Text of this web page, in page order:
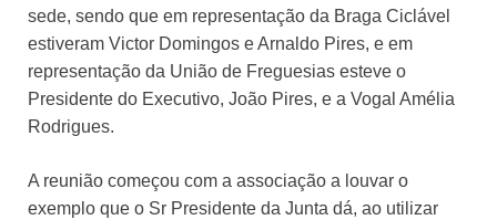
sede, sendo que em representação da Braga Ciclável
estiveram Victor Domingos e Arnaldo Pires, e em
representação da União de Freguesias esteve o
Presidente do Executivo, João Pires, e a Vogal Amélia
Rodrigues.
A reunião começou com a associação a louvar o
exemplo que o Sr Presidente da Junta dá, ao utilizar